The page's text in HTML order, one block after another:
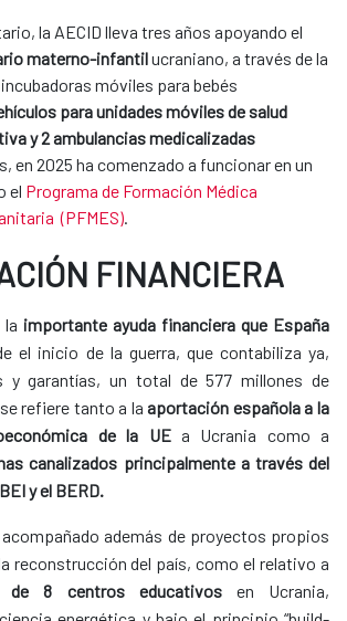
la AECID lleva tres años apoyando el
materno-infantilucraniano, a través de la
móviles para bebés
para unidades móviles de salud
y 2 ambulancias medicalizadas
en 2025 ha comenzado a funcionar en un
el Programa de Formación Médica
(PFMES).
FINANCIERA
la importante ayuda financiera que España
el inicio de la guerra, que contabiliza ya,
y garantías, un total de 577 millones de
refiere tanto a laaportación española a la
de la UEa Ucrania como a
canalizados principalmente a través del
y el BERD.
además de proyectos propios
reconstrucción del país, como el relativo a
de 8 centros educativosen Ucrania,